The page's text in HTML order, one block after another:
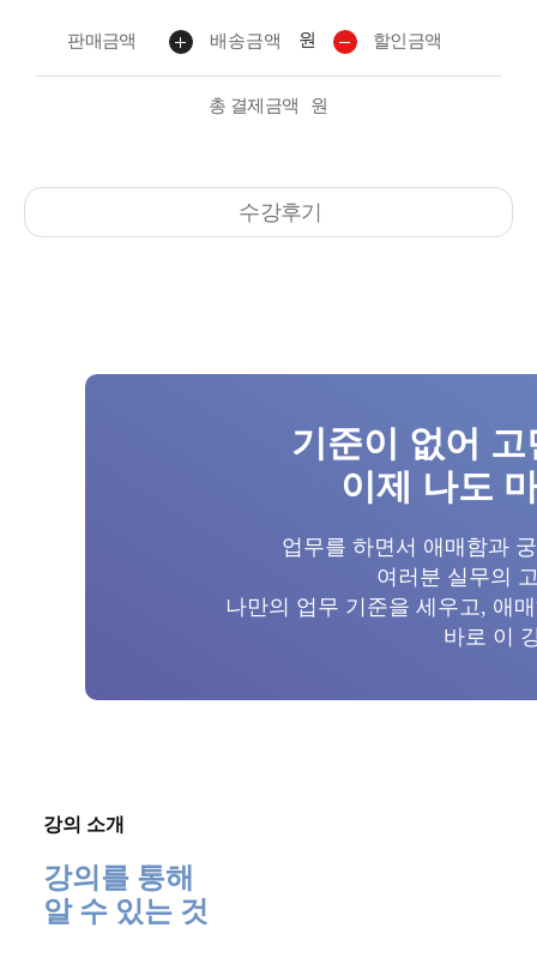
7분
판매금액 배송금액 원 할인금액
총 결제금액 원
수강후기
기준이 없어
이제 나도
업무를 하면서 애매함과
여러분 실무의
나만의 업무 기준을 세우고, 애
바로 이
강의 소개
강의를 통해
알 수 있는 것